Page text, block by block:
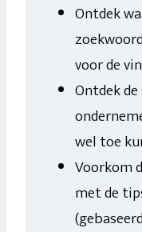
Ontdek
voor de
Ontdek
wel toe
Voorkom
met de